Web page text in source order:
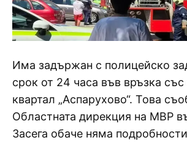
Има задържан с полицейско
срок от 24 часа във връзка със
квартал „Аспарухово“. Това
Областната дирекция на МВР
Засега обаче няма